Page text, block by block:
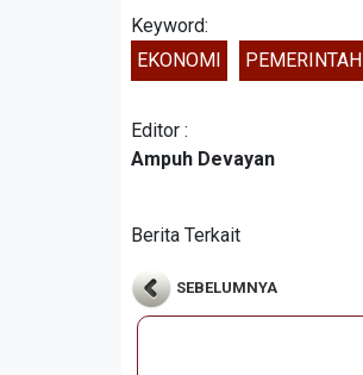
Keyword:
EKONOMI
PEMERINTAH
Editor :
Ampuh Devayan
Berita Terkait
SEBELUMNYA